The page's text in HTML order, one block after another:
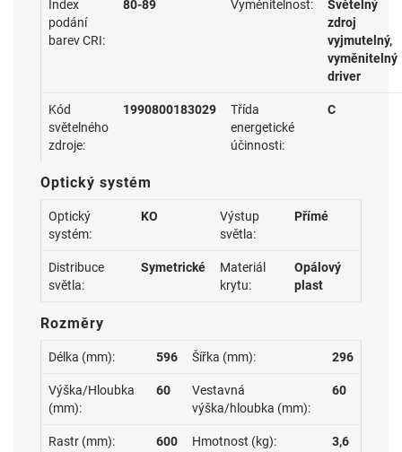
Index
podání
barev CRI:
80-89 Vyměnitelnost:
Světelný
zdroj
vyjmutelný,
vyměnitelný
driver
Kód
světelného
zdroje:
1990800183029
Třída
energetické
účinnosti:
C
Optický systém
Optický
systém:
KO
Výstup
světla:
Přímé
Distribuce
světla:
Symetrické
Materiál
krytu:
Opálový
plast
Rozměry
Délka (mm): 596 Šířka (mm): 296
Výška/Hloubka
(mm):
60
Vestavná
výška/hloubka (mm):
60
Rastr (mm): 600 Hmotnost (kg): 3,6